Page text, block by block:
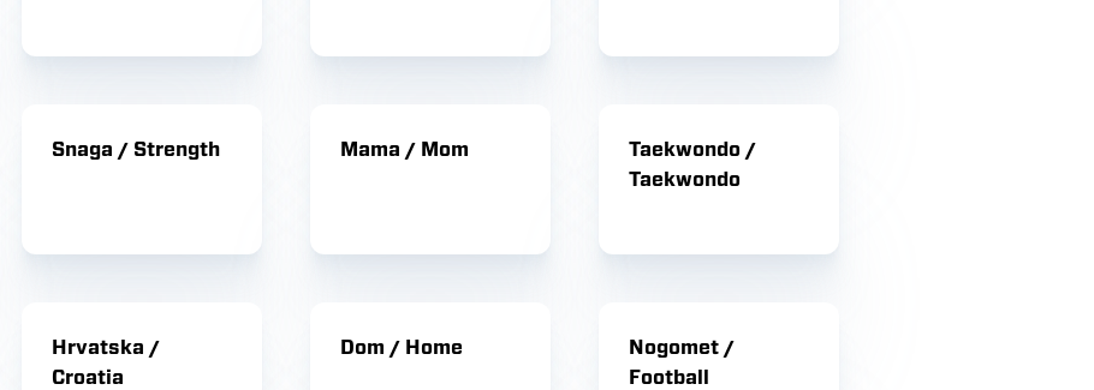
Snaga / Strength Mama / Mom
Taekwondo /
Taekwondo
Hrvatska /
Croatia
Dom / Home
Nogomet /
Football